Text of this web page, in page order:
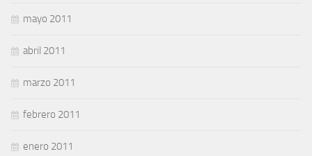
mayo 2011
abril 2011
marzo 2011
febrero 2011
enero 2011